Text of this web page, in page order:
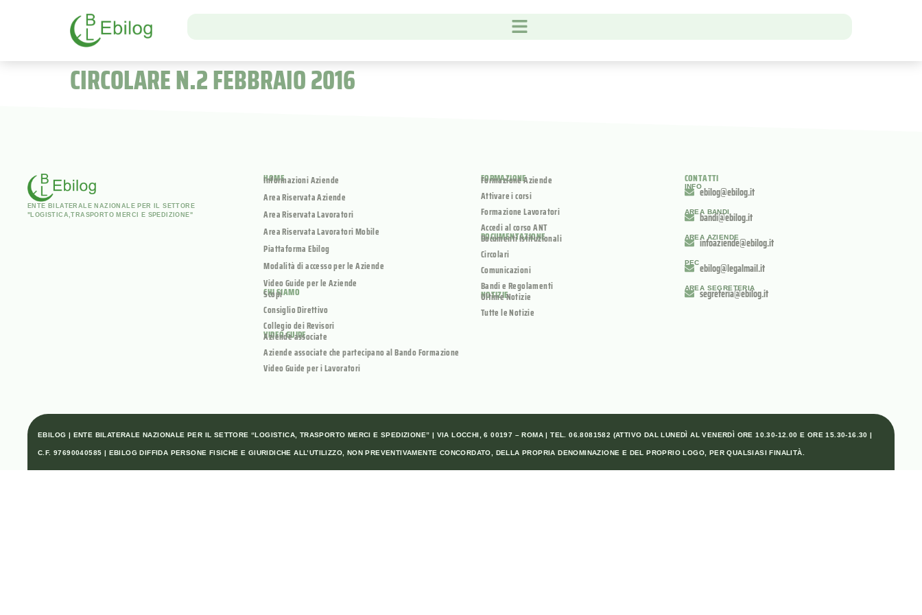
CIRCOLARE N.2 FEBBRAIO 2016
ENTE BILATERALE NAZIONALE PER IL SETTORE
"LOGISTICA,TRASPORTO MERCI E SPEDIZIONE"
HOME
Informazioni Aziende
Area Riservata Aziende
Area Riservata Lavoratori
Area Riservata Lavoratori Mobile
Piattaforma Ebilog
Modalità di accesso per le Aziende
Video Guide per le Aziende
CHI SIAMO
Scopi
Consiglio Direttivo
Collegio dei Revisori
VIDEO GUIDE
Aziende associate
Aziende associate che partecipano al Bando Formazione
Video Guide per i Lavoratori
FORMAZIONE
Formazione Aziende
Attivare i corsi
Formazione Lavoratori
Accedi al corso ANT
DOCUMENTAZIONE
Documenti Istituzionali
Circolari
Comunicazioni
Bandi e Regolamenti
NOTIZIE
Ultime Notizie
Tutte le Notizie
CONTATTI
INFOebilog@ebilog.it
AREA BANDI
bandi@ebilog.it
AREA AZIENDE
infoaziende@ebilog.it
PECebilog@legalmail.it
AREA SEGRETERIA
segreteria@ebilog.it
EBILOG | ENTE BILATERALE NAZIONALE PER IL SETTORE “LOGISTICA, TRASPORTO MERCI E SPEDIZIONE” | VIA LOCCHI, 6 00197 – ROMA | TEL. 06.8081582 (ATTIVO DAL LUNEDÌ AL VENERDÌ ORE 10.30-12.00 E ORE 15.30-16.30 |
C.F. 97690040585 | EBILOG DIFFIDA PERSONE FISICHE E GIURIDICHE ALL’UTILIZZO, NON PREVENTIVAMENTE CONCORDATO, DELLA PROPRIA DENOMINAZIONE E DEL PROPRIO LOGO, PER QUALSIASI FINALITÀ.